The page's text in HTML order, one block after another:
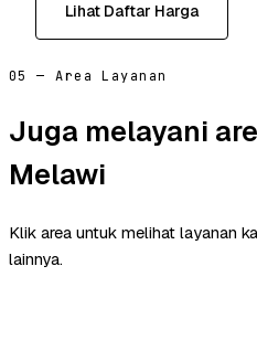
Lihat Daftar Harga
05 — Area Layanan
Juga melayani
Melawi
Klik area untuk melihat layanan
lainnya.